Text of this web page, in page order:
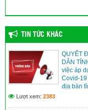
TIN TỨC KHÁC
QUYẾT
DÂN
việc áp
Covid-
địa bàn
Lượt xem: 2383